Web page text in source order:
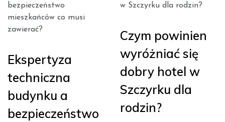
Ekspertyza
techniczna
budynku a
bezpieczeństwo
Czym powinien
wyróżniać się
dobry hotel w
Szczyrku dla
rodzin?